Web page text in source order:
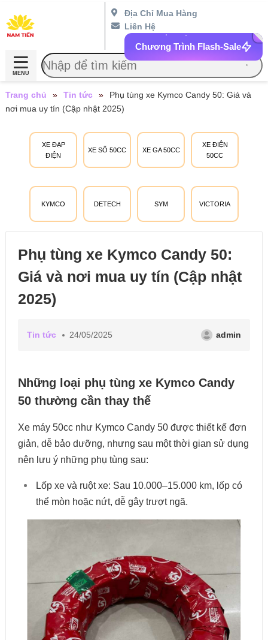
Địa Chỉ Mua Hàng
Liên Hệ
Chương Trình Flash-Sale
MENU
XE ĐẠP
ĐIỆN
XE SỐ 50CC XE GA 50CC
XE ĐIỆN
50CC
KYMCO DETECH SYM VICTORIA
Trang chủ » Tin tức »
Phụ tùng xe Kymco Candy 50: Giá và
nơi mua uy tín (Cập nhật 2025)
Phụ tùng xe Kymco Candy 50:
Giá và nơi mua uy tín (Cập nhật
2025)
Tin tức 24/05/2025 admin
Những loại phụ tùng xe Kymco Candy
50 thường cần thay thế
Xe máy 50cc như Kymco Candy 50 được thiết kế đơn
giản, dễ bảo dưỡng, nhưng sau một thời gian sử dụng
nên lưu ý những phụ tùng sau:
Lốp xe và ruột xe: Sau 10.000–15.000 km, lốp có
thể mòn hoặc nứt, dễ gây trượt ngã.